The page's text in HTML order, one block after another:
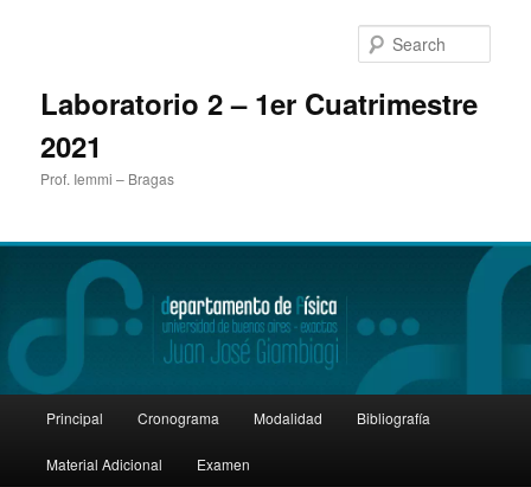
Laboratorio 2 – 1er Cuatrimestre
2021
Prof. Iemmi – Bragas
Skip
to
Skip
to
Principal Cronograma Modalidad Bibliografía
Material Adicional Examen